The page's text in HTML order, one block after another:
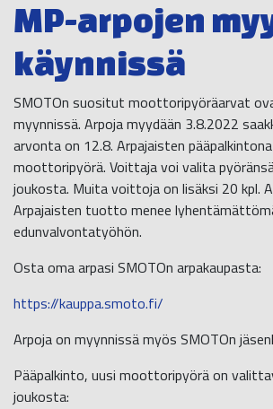
MP-arpojen
käynnissä
SMOTOn suositut moottoripyöräarvat
myynnissä. Arpoja myydään 3.8.2022
arvonta on 12.8. Arpajaisten
moottoripyörä. Voittaja voi valita
joukosta. Muita voittoja on lisäksi 20 kpl.
Arpajaisten tuotto menee
edunvalvontatyöhön.
Osta oma arpasi SMOTOn arpakaupasta:
https://kauppa.smoto.fi/
Arpoja on myynnissä myös SMOTOn
Pääpalkinto, uusi moottoripyörä on
joukosta: